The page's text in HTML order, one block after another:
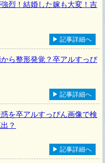
烈！結婚した嫁も大変！吉
記事詳細へ
ら整形発覚？卒アルすっぴ
記事詳細へ
を卒アルすっぴん画像で検
？
記事詳細へ